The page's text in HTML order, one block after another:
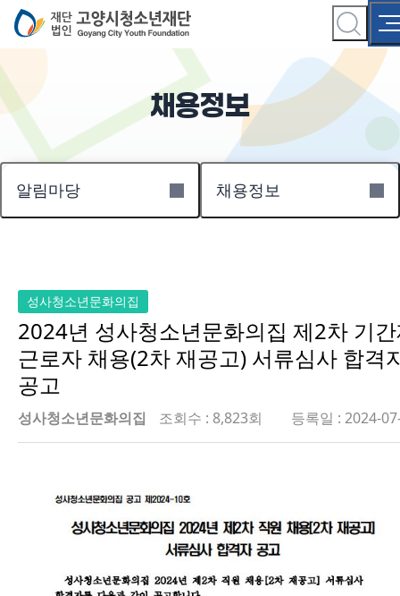
채용정보
알림마당 채용정보
성사청소년문화의집
2024년 성사청소년문화의집 제2차 기
근로자 채용(2차 재공고) 서류심사 합격
공고
성사청소년문화의집 조회수 : 8,823회 등록일 : 2024-